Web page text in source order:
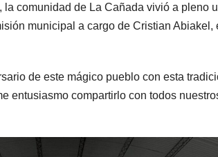
comunidad de La Cañada vivió a pleno
municipal a cargo de Cristian Abiakel,
de este mágico pueblo con esta
entusiasmo compartirlo con todos